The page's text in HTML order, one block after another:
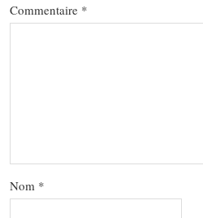
Commentaire *
Nom *